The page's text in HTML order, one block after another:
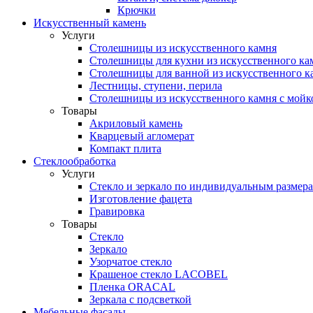
Крючки
Искусственный камень
Услуги
Столешницы из искусственного камня
Столешницы для кухни из искусственного
Столешницы для ванной из искусственного
Лестницы, ступени, перила
Столешницы из искусственного камня с
Товары
Акриловый камень
Кварцевый агломерат
Компакт плита
Стеклообработка
Услуги
Стекло и зеркало по индивидуальным
Изготовление фацета
Гравировка
Товары
Стекло
Зеркало
Узорчатое стекло
Крашеное стекло LACOBEL
Пленка ORACAL
Зеркала с подсветкой